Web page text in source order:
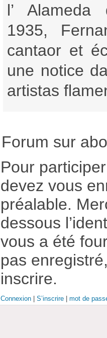
l’ Alameda
1935,
cantaor et
une notice
artistas
Forum sur
Pour
devez vous
préalable.
dessous
vous a été
pas
inscrire.
Connexion |S’inscrire |mot de